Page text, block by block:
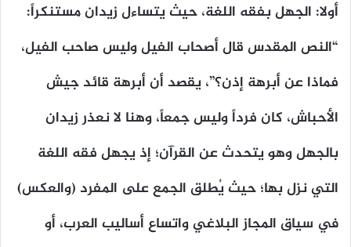
أولا: الجهل بفقه اللغة، حيث يتساءل زيدان مستنكراً:
“النص المقدس قال أصحاب الفيل وليس صاحب الفيل،
فماذا عن أبرهة إذن؟”، يقصد أن أبرهة قائد جيش
الأحباش، كان فرداً وليس جمعاً، وهنا لا نعذر زيدان
بالجهل وهو يتحدث عن القرآن؛ إذ يجهل فقه اللغة
التي نزل بها؛ حيث يُطلق الجمع على المفرد (والعكس)
في سياق المجاز البلاغي واتساع أساليب العرب، أو